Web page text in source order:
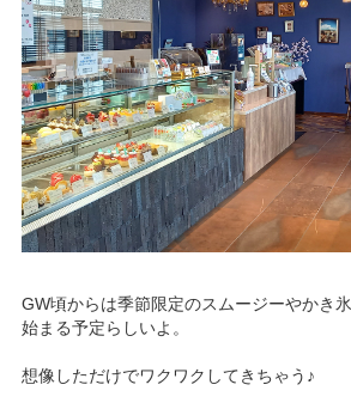
GW頃からは季節限定のスムージーやかき
始まる予定らしいよ。
想像しただけでワクワクしてきちゃう♪